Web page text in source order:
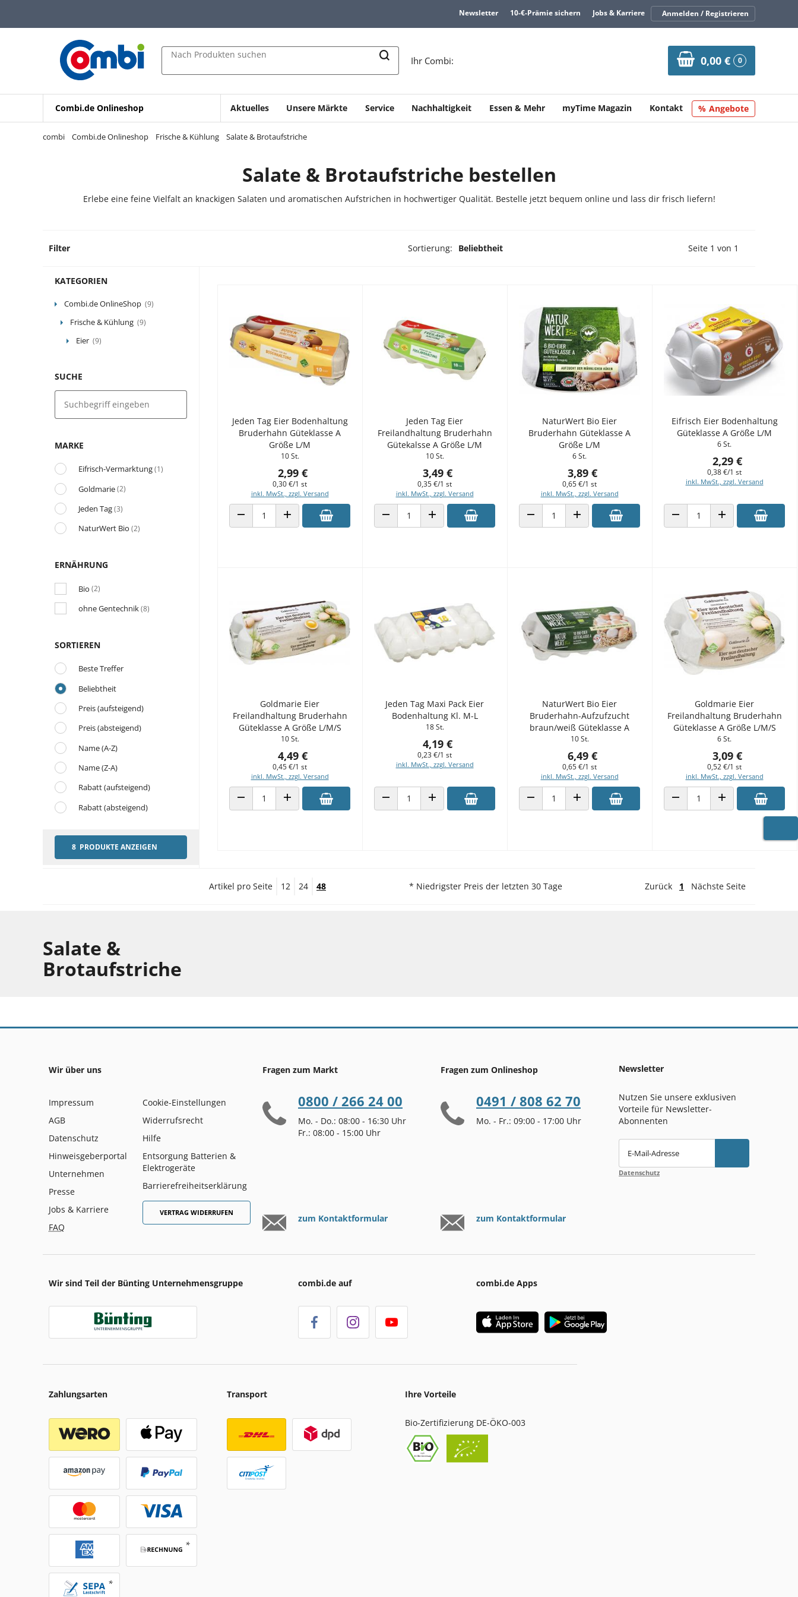
Zur Navigation springen
Zur Suche springen
Newsletter 10-€-Prämie sichern Jobs & Karriere Anmelden / Registrieren
Nach Produkten suchen
Ihr Combi: 0,00 € 0
Combi.de Onlineshop Aktuelles Unsere Märkte Service Nachhaltigkeit Essen & Mehr myTime Magazin Kontakt Angebote
combi Combi.de Onlineshop Frische & Kühlung Salate & Brotaufstriche
Salate & Brotaufstriche bestellen
Erlebe eine feine Vielfalt an knackigen Salaten und aromatischen Aufstrichen in hochwertiger Qualität. Bestelle jetzt bequem online und lass dir frisch liefern!
Filter Sortierung: Beliebtheit Vorherige Seite
Seite 1 von 1
KATEGORIEN
Combi.de OnlineShop (9)
Frische & Kühlung (9)
Eier (9)
SUCHE
MARKE
Eifrisch-Vermarktung(1)
Goldmarie(2)
Jeden Tag(3)
NaturWert Bio (2)
ERNÄHRUNG
Bio (2)
ohne Gentechnik(8)
SORTIEREN
Beste Treffer
Beliebtheit
Preis (aufsteigend)
Preis (absteigend)
Name (A-Z)
Name (Z-A)
Rabatt (aufsteigend)
Rabatt (absteigend)
8 PRODUKTE ANZEIGEN
Jeden Tag Eier Bodenhaltung
Bruderhahn Güteklasse A
Größe L/M
10 St.
2,99 €
0,30 €/1 st
inkl. MwSt., zzgl. Versand
ANZAHL VERRINGERNANZAHL ERHÖHEN
Jeden Tag Eier
Freilandhaltung Bruderhahn
Gütekalsse A Größe L/M
10 St.
3,49 €
0,35 €/1 st
inkl. MwSt., zzgl. Versand
ANZAHL VERRINGERNANZAHL ERHÖHEN
NaturWert Bio Eier
Bruderhahn Güteklasse A
Größe L/M
6 St.
3,89 €
0,65 €/1 st
inkl. MwSt., zzgl. Versand
ANZAHL VERRINGERNANZAHL ERHÖHEN
Eifrisch Eier Bodenhaltung
Güteklasse A Größe L/M
6 St.
2,29 €
0,38 €/1 st
inkl. MwSt., zzgl. Versand
ANZAHL VERRINGERNANZAHL ERHÖHEN
Goldmarie Eier
Freilandhaltung Bruderhahn
Güteklasse A Größe L/M/S
10 St.
4,49 €
0,45 €/1 st
inkl. MwSt., zzgl. Versand
ANZAHL VERRINGERNANZAHL ERHÖHEN
Jeden Tag Maxi Pack Eier
Bodenhaltung Kl. M-L
18 St.
4,19 €
0,23 €/1 st
inkl. MwSt., zzgl. Versand
ANZAHL VERRINGERNANZAHL ERHÖHEN
NaturWert Bio Eier
Bruderhahn-Aufzufzucht
braun/weiß Güteklasse A
10 St.
6,49 €
0,65 €/1 st
inkl. MwSt., zzgl. Versand
ANZAHL VERRINGERNANZAHL ERHÖHEN
Goldmarie Eier
Freilandhaltung Bruderhahn
Güteklasse A Größe L/M/S
6 St.
3,09 €
0,52 €/1 st
inkl. MwSt., zzgl. Versand
ANZAHL VERRINGERNANZAHL ERHÖHEN
Artikel pro Seite 12 24 48 * Niedrigster Preis der letzten 30 Tage Zurück 1 Nächste Seite
Salate &
Brotaufstriche
Wir über uns
Impressum
AGB
Datenschutz
Hinweisgeberportal
Unternehmen
Presse
Jobs & Karriere
FAQ
Cookie-Einstellungen
Widerrufsrecht
Hilfe
Entsorgung Batterien &
Elektrogeräte
Barrierefreiheitserklärung
VERTRAG WIDERRUFEN
Fragen zum Markt
0800 / 266 24 00
Mo. - Do.: 08:00 - 16:30 Uhr
Fr.: 08:00 - 15:00 Uhr
zum Kontaktformular
Fragen zum Onlineshop
0491 / 808 62 70
Mo. - Fr.: 09:00 - 17:00 Uhr
zum Kontaktformular
Newsletter
Nutzen Sie unsere exklusiven
Vorteile für Newsletter-
Abonnenten
E-Mail-Adresse
Datenschutz
Wir sind Teil der Bünting Unternehmensgruppe combi.de auf combi.de Apps
Zahlungsarten Transport Ihre Vorteile
Bio-Zertifizierung DE-ÖKO-003